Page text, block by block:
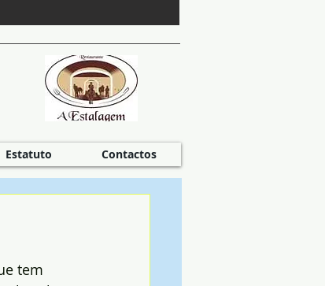
Estatuto Contactos
tem